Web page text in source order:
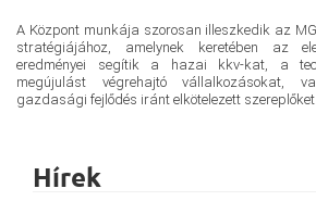
A Központ munkája szorosan illeszkedik az
stratégiájához, amelynek keretében az
eredményei segítik a hazai kkv-kat, a
megújulást végrehajtó vállalkozásokat,
gazdasági fejlődés iránt elkötelezett szereplőket.
Hírek